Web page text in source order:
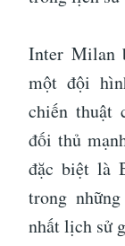
Inter Milan
một đội
chiến thuật
đối thủ
đặc biệt là
trong
nhất lịch sử